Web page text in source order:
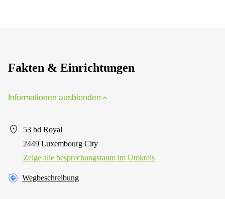
Fakten & Einrichtungen
Informationen ausblenden
53 bd Royal
2449 Luxembourg City
Zeige alle besprechungsraum im Umkreis
Wegbeschreibung